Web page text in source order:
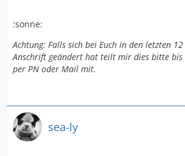
:sonne:
Achtung: Falls sich bei Euch in den letzten
Anschrift geändert hat teilt mir dies bitte
per PN oder Mail mit.
sea-ly